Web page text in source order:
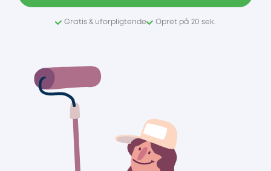
Gratis & uforpligtende Opret på 20 sek.